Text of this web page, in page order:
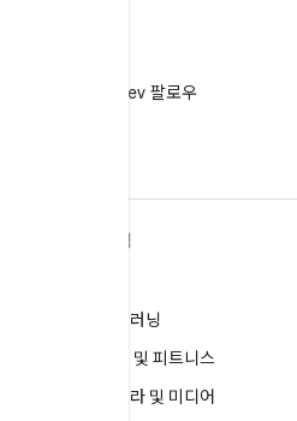
X에서 @AndroidDev 팔로우
탐색
머신러닝
건강 및 피트니스
카메라 및 미디어